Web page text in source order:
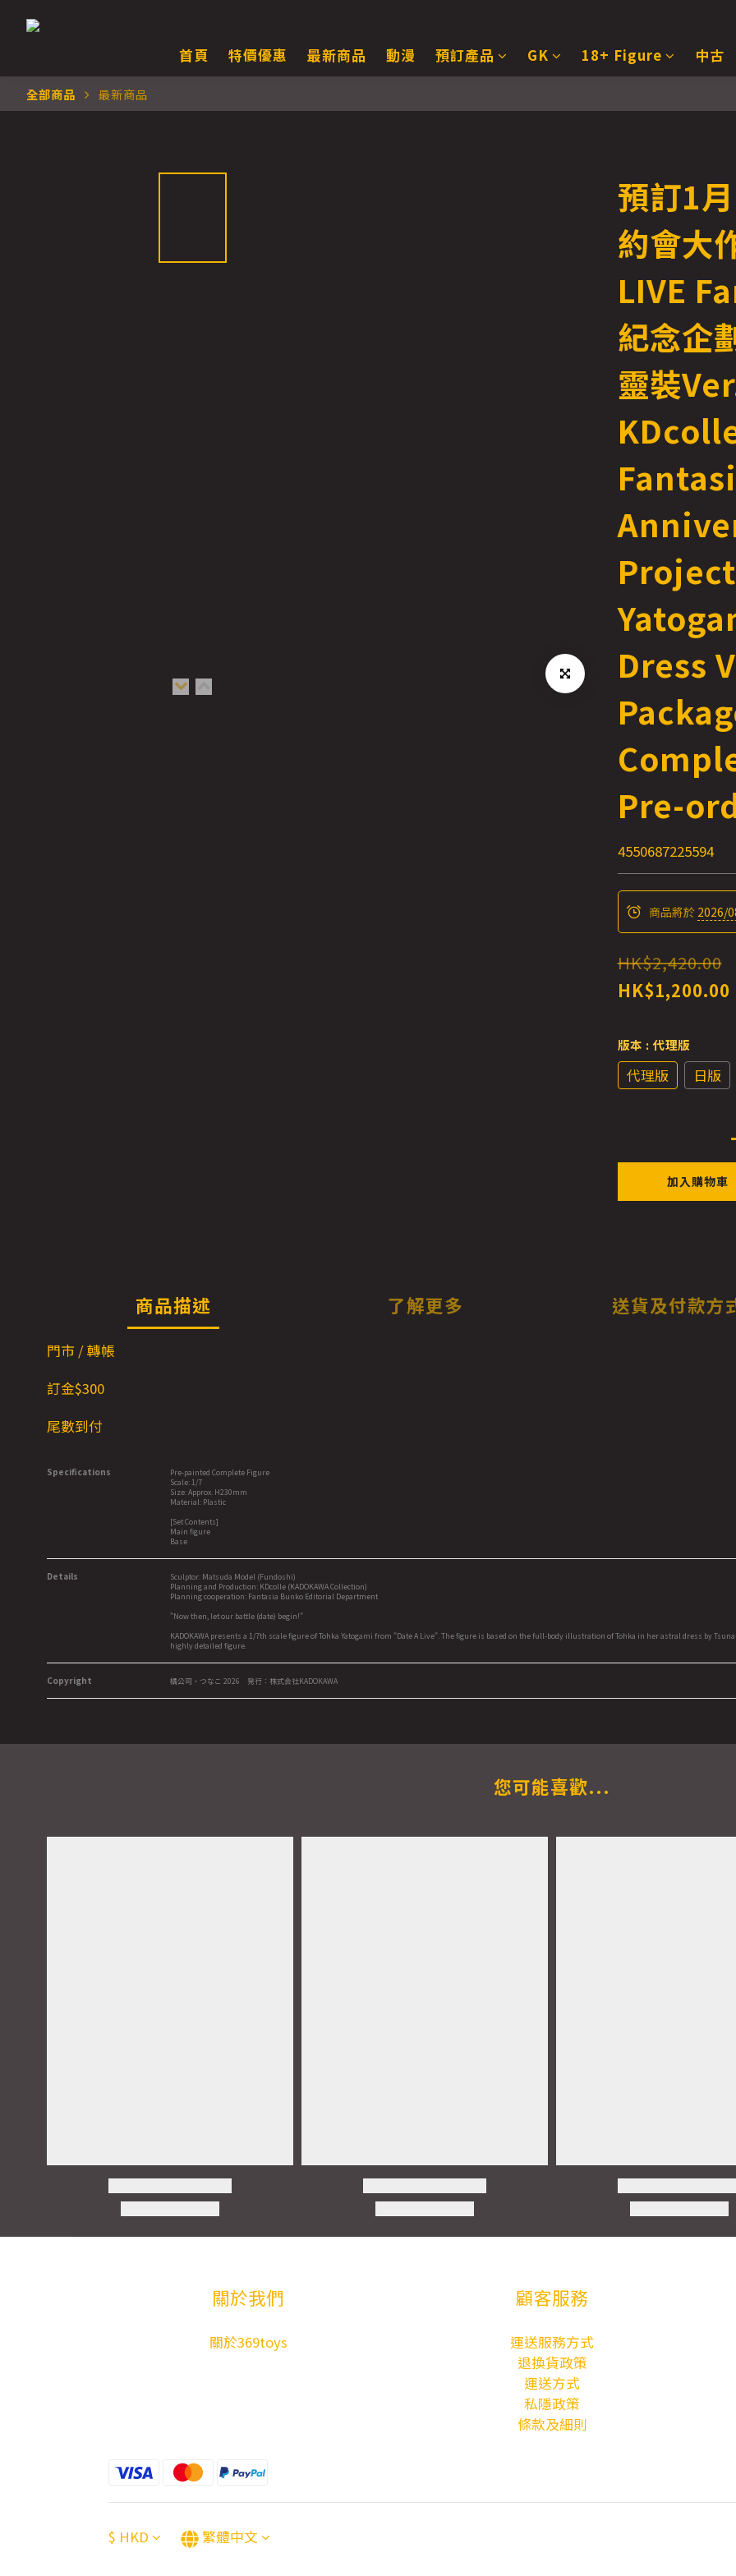
首頁
特價優惠 最新商品 動漫 預訂產品 GK 18+ Figure 中古
全部商品 最新商品
預訂1
約會大
LIVE
紀念企
靈裝
Dress
Pre-
4550687225594
商品將於 2026/
HK$2,420.00
HK$1,200.00
版本 : 代理版
代理版 日版
加入購物車
商品描述 了解更多 送貨及付款方
門市 / 轉帳
訂金$300
尾數到付
Specifications
Pre-painted Complete Figure
Scale: 1/7
Size: Approx. H230mm
Material: Plastic
[Set Contents]
Main figure
Base
Details
Sculptor: Matsuda Model (Fundoshi)
Planning and Production: KDcolle (KADOKAWA Collection)
Planning cooperation: Fantasia Bunko Editorial Department
"Now then, let our battle (date) begin!"
KADOKAWA presents a 1/7th scale figure of Tohka Yatogami from "Date A Live". The figure is based on the full-body illustration of Tohka in her astral dress
highly detailed figure.
Copyright 橘公司・つなこ 2026 発行：株式会社KADOKAWA
您可能喜歡...
關於我們
關於369toys
顧客服務
運送服務方式
退換貨政策
運送方式
私隱政策
條款及細則
$ HKD 繁體中文